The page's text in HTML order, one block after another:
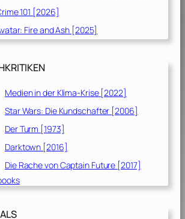
101 [2026]
Fire and Ash [2025]
Medien in der Klima-Krise [2022]
Star Wars: Die Kundschafter [2006]
Der Turm [1973]
Darktown [2016]
Die Rache von Captain Future [2017]